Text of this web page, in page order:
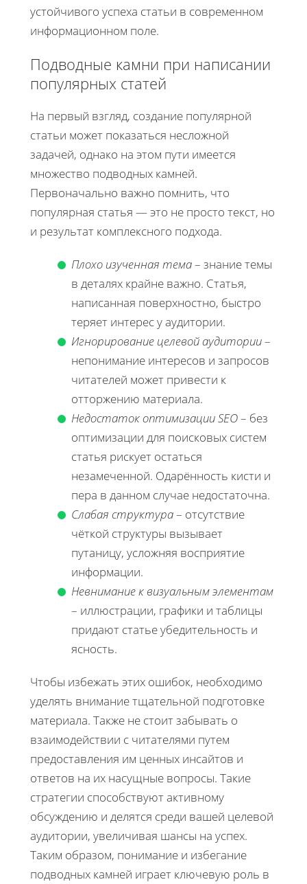
устойчивого успеха статьи в современном
информационном поле.
Подводные камни при написании
популярных статей
На первый взгляд, создание популярной
статьи может показаться несложной
задачей, однако на этом пути имеется
множество подводных камней.
Первоначально важно помнить, что
популярная статья — это не просто текст, но
и результат комплексного подхода.
Плохо изученная тема– знание темы
в деталях крайне важно. Статья,
написанная поверхностно, быстро
теряет интерес у аудитории.
Игнорирование целевой аудитории–
непонимание интересов и запросов
читателей может привести к
отторжению материала.
Недостаток оптимизации SEO– без
оптимизации для поисковых систем
статья рискует остаться
незамеченной. Одарённость кисти и
пера в данном случае недостаточна.
Слабая структура– отсутствие
чёткой структуры вызывает
путаницу, усложняя восприятие
информации.
Невнимание к визуальным элементам
– иллюстрации, графики и таблицы
придают статье убедительность и
ясность.
Чтобы избежать этих ошибок, необходимо
уделять внимание тщательной подготовке
материала. Также не стоит забывать о
взаимодействии с читателями путем
предоставления им ценных инсайтов и
ответов на их насущные вопросы. Такие
стратегии способствуют активному
обсуждению и делятся среди вашей целевой
аудитории, увеличивая шансы на успех.
Таким образом, понимание и избегание
подводных камней играет ключевую роль в